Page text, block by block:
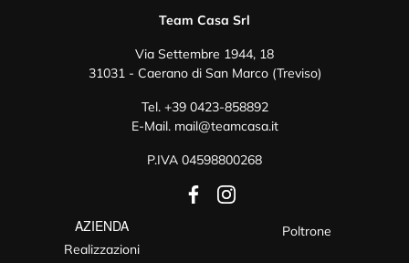
Team Casa Srl
Via Settembre 1944, 18
31031 - Caerano di San Marco (Treviso)
Tel. +39 0423-858892
E-Mail. mail@teamcasa.it
P.IVA 04598800268
AZIENDA
Realizzazioni
Poltrone